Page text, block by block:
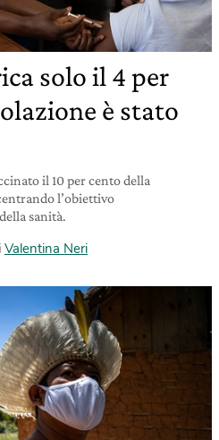
solo il 4 per
è stato
il 10 per cento della
l’obiettivo
sanità.
Valentina Neri